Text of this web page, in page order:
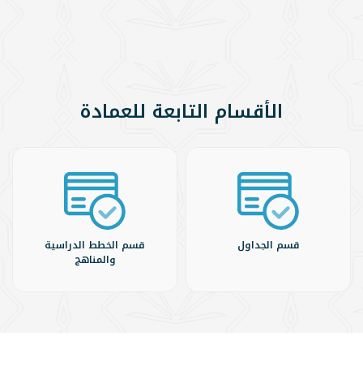
الأقسام التابعة للعمادة
قسم الجداول
قسم الخطط الدراسية
والمناهج